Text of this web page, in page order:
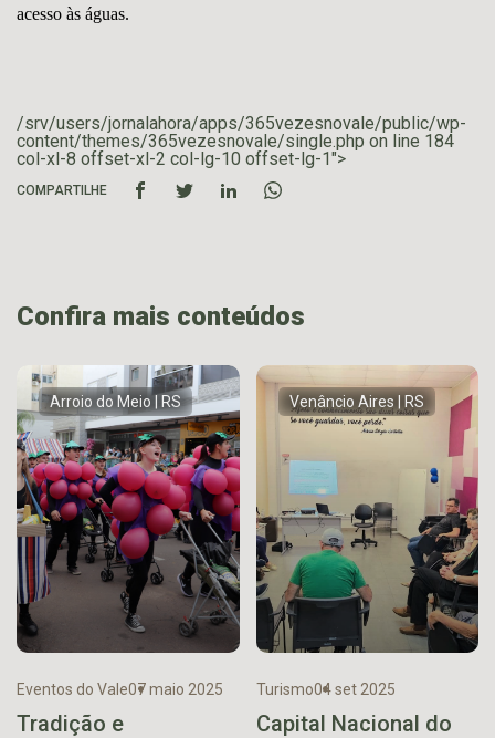
acesso às águas.
/srv/users/jornalahora/apps/365vezesnovale/public/wp-
content/themes/365vezesnovale/single.php on line 184
col-xl-8 offset-xl-2 col-lg-10 offset-lg-1">
COMPARTILHE
Confira mais conteúdos
Arroio do Meio | RS
Eventos do Vale07 maio 2025
Tradição e
Venâncio Aires | RS
Turismo04 set 2025
Capital Nacional do